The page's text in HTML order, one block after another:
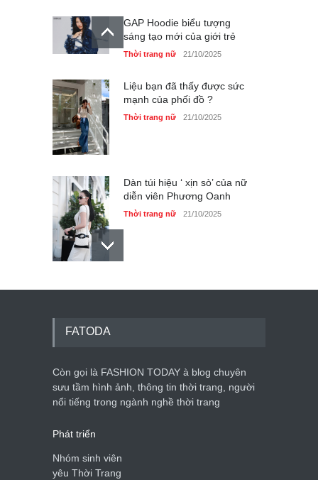
GAP Hoodie biểu tượng
sáng tạo mới của giới trẻ
Thời trang nữ 21/10/2025
Liệu bạn đã thấy được sức
mạnh của phối đồ ?
Thời trang nữ 21/10/2025
Dàn túi hiệu ‘ xịn sò’ của nữ
diễn viên Phương Oanh
Thời trang nữ 21/10/2025
Mẫu áo khoác đẹp cho phụ
Chiếc áo dài cưới của Hoa
hậu Đỗ Hà ?
Thời trang nữ 21/10/2025
FATODA
Còn gọi là FASHION TODAY à blog chuyên
sưu tầm hình ảnh, thông tin thời trang, người
nổi tiếng trong ngành nghề thời trang
Phát triển
Nhóm sinh viên
yêu Thời Trang